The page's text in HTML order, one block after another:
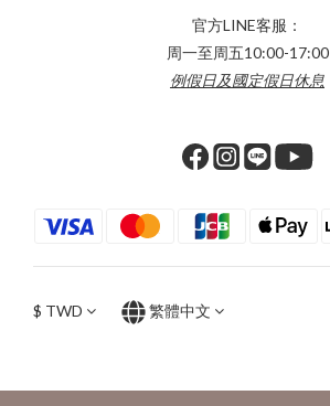
官方LINE客服：
周一至周五10:00-17:00
例假日及國定假日休息
$ TWD 繁體中文